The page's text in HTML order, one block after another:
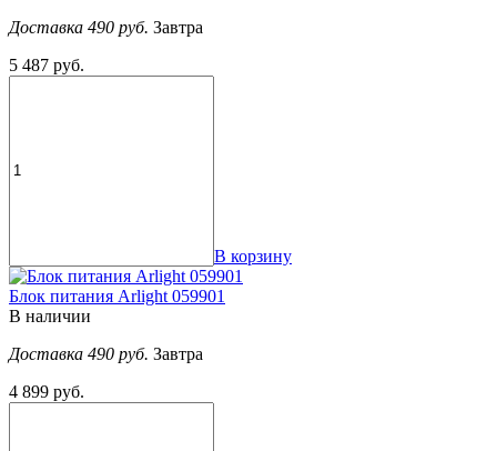
Доставка 490 руб. Завтра
5 487 руб.
В корзину
Блок питания Arlight 059901
В наличии
Доставка 490 руб. Завтра
4 899 руб.